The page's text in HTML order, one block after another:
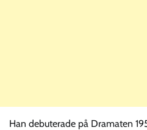
Han debuterade på Dramaten